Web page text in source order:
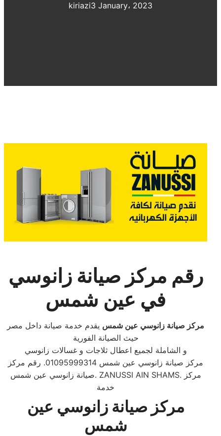
kiriazi3 January، 2023
رقم مركز صيانة زانوسي
في عين شمس
مركز صيانة زانوسي عين شمس يقدم خدمة صيانة داخل مصر
حيث الصيانة الفورية
و الشاملة لجميع اعطال ثلاجات و غسالات زانوسي
مركز صيانة زانوسي عين شمس 01095999314. رقم مركز
صيانة زانوسي عين شمس. ZANUSSI AIN SHAMS. مركز
خدمة
مركز صيانة زانوسي عين
شمس